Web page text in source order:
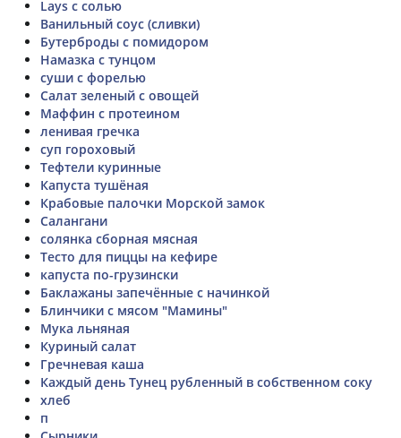
Lays с солью
Ванильный соус (сливки)
Бутерброды с помидором
Намазка с тунцом
суши с форелью
Салат зеленый с овощей
Маффин с протеином
ленивая гречка
суп гороховый
Тефтели куринные
Капуста тушёная
Крабовые палочки Морской замок
Cалангани
солянка сборная мясная
Тесто для пиццы на кефире
капуста по-грузински
Баклажаны запечённые с начинкой
Блинчики с мясом "Мамины"
Мука льняная
Куриный салат
Гречневая каша
Каждый день Тунец рубленный в собственном соку
хлеб
п